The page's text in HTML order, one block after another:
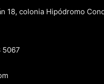
18, colonia Hipódromo
5067